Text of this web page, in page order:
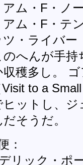
ム・F・ノ
アム・F・テ
ツ・ライバー
のへんが手持
穫多し。
to a
ヒットし、
そうだ。
：
リック・ポ